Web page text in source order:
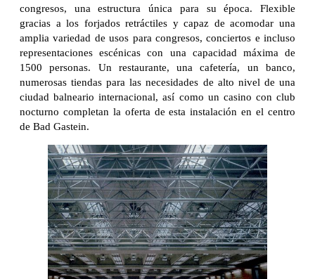
congresos, una estructura única para su época. Flexible
gracias a los forjados retráctiles y capaz de acomodar una
amplia variedad de usos para congresos, conciertos e incluso
representaciones escénicas con una capacidad máxima de
1500 personas. Un restaurante, una cafetería, un banco,
numerosas tiendas para las necesidades de alto nivel de una
ciudad balneario internacional, así como un casino con club
nocturno completan la oferta de esta instalación en el centro
de Bad Gastein.